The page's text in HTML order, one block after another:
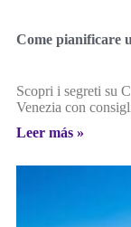
Come pianificare
Scopri i segreti su
Venezia con
Leer más »